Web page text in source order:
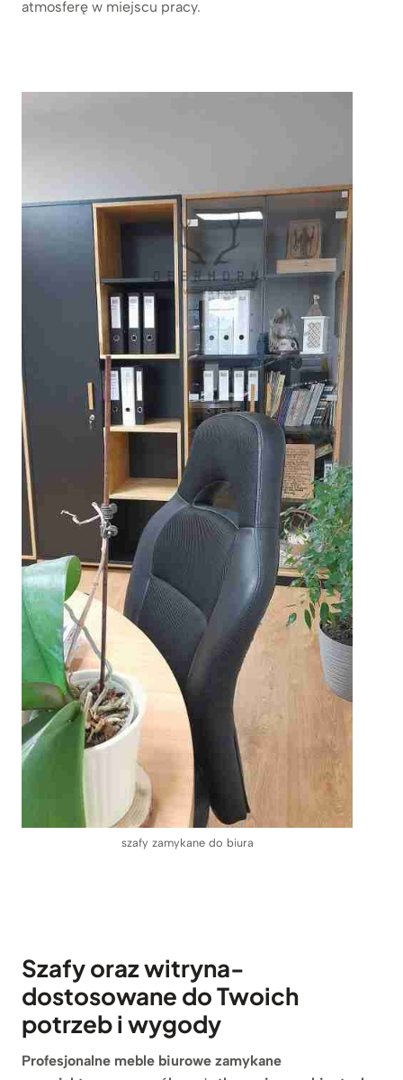
atmosferę w miejscu pracy.
szafy zamykane do biura
Szafy oraz witryna-
dostosowane do Twoich
potrzeb i wygody
Profesjonalne meble biurowe zamykane